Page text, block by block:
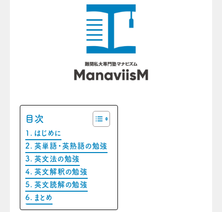
目次
はじめに
英単語・英熟語の勉強
英文法の勉強
英文解釈の勉強
英文読解の勉強
まとめ